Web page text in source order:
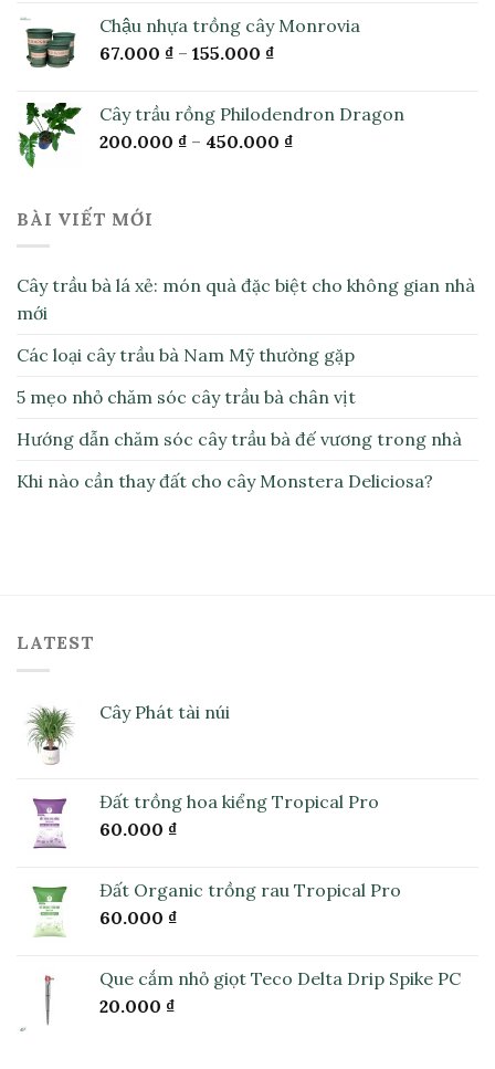
Chậu nhựa trồng cây Monrovia
67.000 ₫ – 155.000 ₫
Cây trầu rồng Philodendron Dragon
200.000 ₫ – 450.000 ₫
BÀI VIẾT MỚI
Cây trầu bà lá xẻ: món quà đặc biệt cho không gian nhà
mới
Các loại cây trầu bà Nam Mỹ thường gặp
5 mẹo nhỏ chăm sóc cây trầu bà chân vịt
Hướng dẫn chăm sóc cây trầu bà đế vương trong nhà
Khi nào cần thay đất cho cây Monstera Deliciosa?
LATEST
Cây Phát tài núi
Đất trồng hoa kiểng Tropical Pro
60.000 ₫
Đất Organic trồng rau Tropical Pro
60.000 ₫
Que cắm nhỏ giọt Teco Delta Drip Spike PC
20.000 ₫